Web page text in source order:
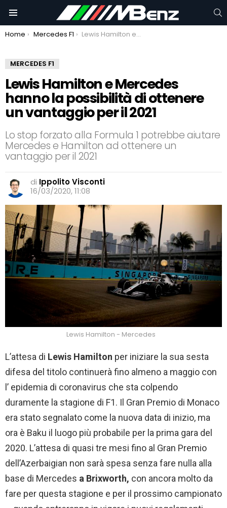
You are here:
Home Mercedes F1 Lewis Hamilton e Mercedes hanno la possibilità di ottenere un vantaggio per il 2021
MERCEDES F1
Lewis Hamilton e Mercedes
hanno la possibilità di ottenere
un vantaggio per il 2021
Lo stop forzato alla Formula 1 potrebbe aiutare
Mercedes e Hamilton ad ottenere un
vantaggio per il 2021
di Ippolito Visconti
16/03/2020, 11:08
Lewis Hamilton - Mercedes
L’attesa di Lewis Hamilton per iniziare la sua sesta
difesa del titolo continuerà fino almeno a maggio con
l’ epidemia di coronavirus che sta colpendo
duramente la stagione di F1. Il Gran Premio di Monaco
era stato segnalato come la nuova data di inizio, ma
ora è Baku il luogo più probabile per la prima gara del
2020. L’attesa di quasi tre mesi fino al Gran Premio
dell’Azerbaigian non sarà spesa senza fare nulla alla
base di Mercedes a Brixworth, con ancora molto da
fare per questa stagione e per il prossimo campionato